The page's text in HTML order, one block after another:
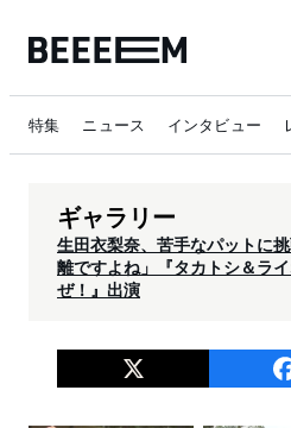
特集 ニュース インタビュー
ギャラリー
生田衣梨奈、苦手なパットに
離ですよね」『タカトシ＆ラ
ぜ！』出演